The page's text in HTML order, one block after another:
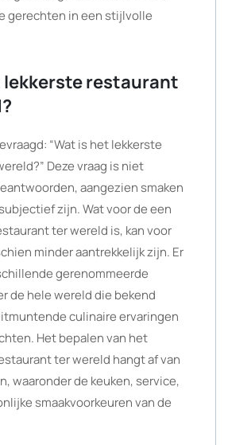
gerechten in een stijlvolle
lekkerste restaurant
“Wat is het lekkerste
Deze vraag is niet
aangezien smaken
zijn. Wat voor de een
ter wereld is, kan voor
minder aantrekkelijk zijn. Er
gerenommeerde
de hele wereld die bekend
culinaire ervaringen
Het bepalen van het
ter wereld hangt af van
waaronder de keuken, service,
smaakvoorkeuren van de